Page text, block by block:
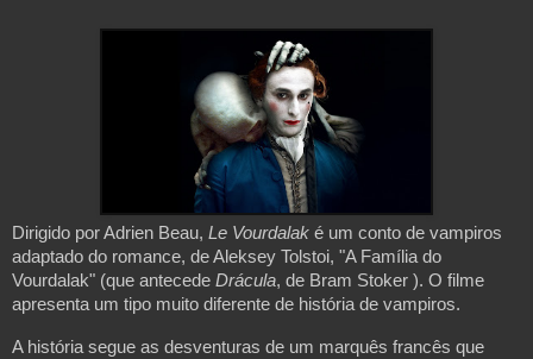
Dirigido por Adrien Beau, Le Vourdalak é um conto de vampiros
adaptado do romance, de Aleksey Tolstoi, "A Família do
Vourdalak" (que antecede Drácula, de Bram Stoker ). O filme
apresenta um tipo muito diferente de história de vampiros.
A história segue as desventuras de um marquês francês que